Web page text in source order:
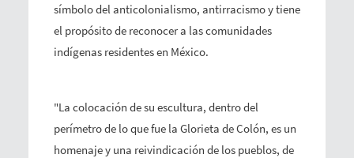
símbolo del anticolonialismo, antirracismo y tiene
el propósito de reconocer a las comunidades
indígenas residentes en México.
"La colocación de su escultura, dentro del
perímetro de lo que fue la Glorieta de Colón, es un
homenaje y una reivindicación de los pueblos, de